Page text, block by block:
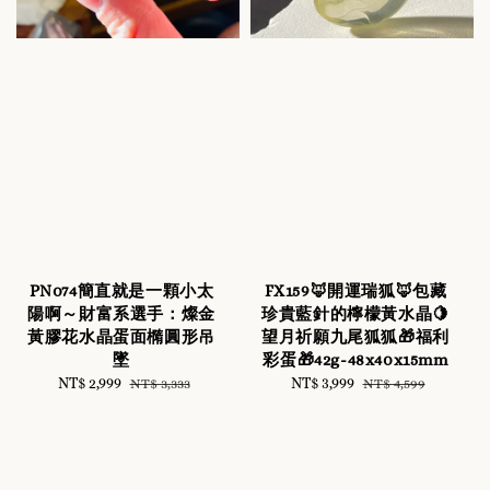
PN074簡直就是一顆小太
陽啊～財富系選手：燦金
黃膠花水晶蛋面橢圓形吊
墜
Sale
NT$ 2,999 Regular
NT$ 3,333
FX159🦊開運瑞狐🦊包藏
珍貴藍針的檸檬黃水晶🍋
望月祈願九尾狐狐🎁福利
彩蛋🎁42g-48x40x15mm
Sale
NT$ 3,999 Regular
NT$ 4,599